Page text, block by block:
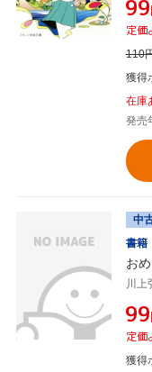
¥99
定価
110
獲得
在庫
発売
中
書籍
お
川上
¥99
定価
獲得